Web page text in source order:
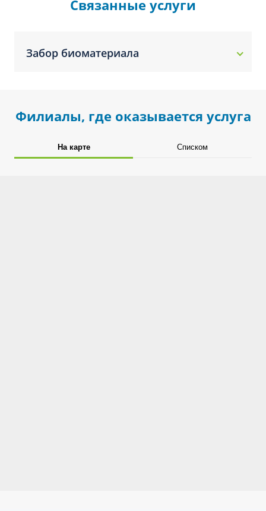
Связанные услуги
Забор биоматериала
Филиалы, где оказывается услуга
На карте Списком